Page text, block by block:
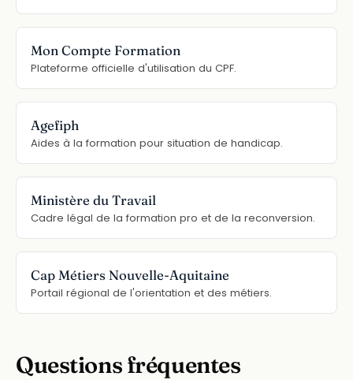
Mon Compte Formation
Plateforme officielle d'utilisation du CPF.
Agefiph
Aides à la formation pour situation de handicap.
Ministère du Travail
Cadre légal de la formation pro et de la reconversion.
Cap Métiers Nouvelle-Aquitaine
Portail régional de l'orientation et des métiers.
Questions fréquentes